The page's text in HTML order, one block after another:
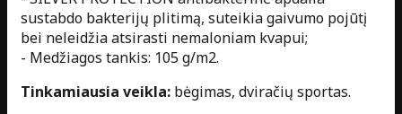
sustabdo bakterijų plitimą, suteikia gaivumo pojūtį
bei neleidžia atsirasti nemaloniam kvapui;
- Medžiagos tankis: 105 g/m2.
Tinkamiausia veikla: bėgimas, dviračių sportas.